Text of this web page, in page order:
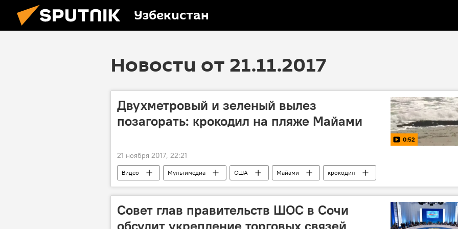
Узбекистан
Новости от 21.11.2017
Двухметровый и зеленый вылез
позагорать: крокодил на пляже Майами
0:52
21 ноября 2017, 22:21
Видео Мультимедиа США Майами крокодил
Совет глав правительств ШОС в Сочи